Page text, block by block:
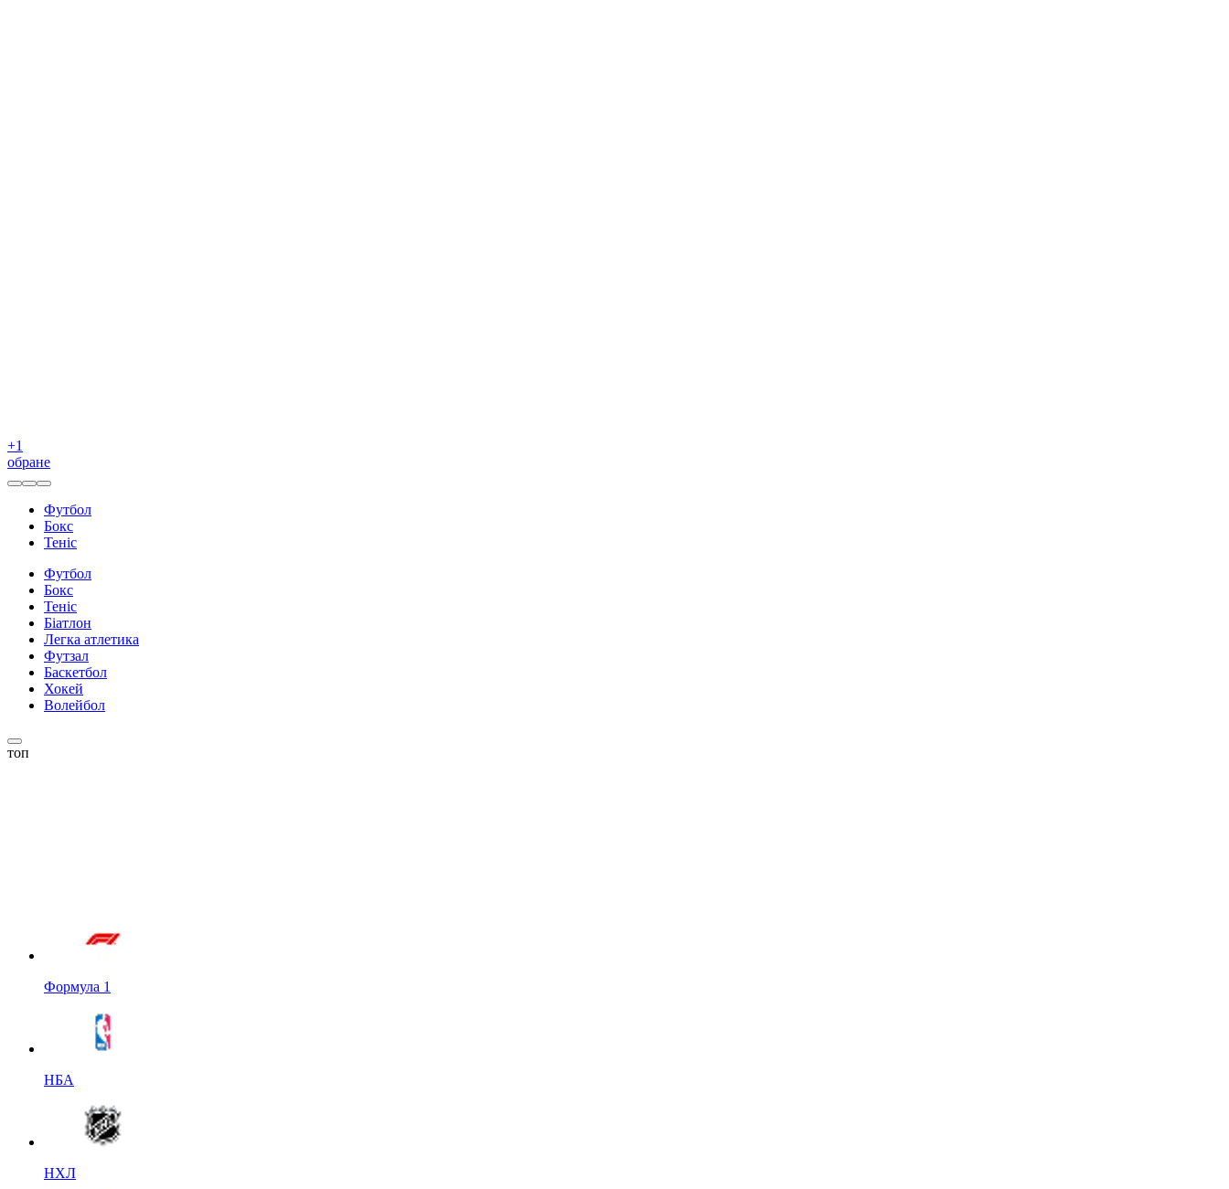
+1
обране
Футбол
Бокс
Теніс
Футбол
Бокс
Теніс
Біатлон
Легка атлетика
Футзал
Баскетбол
Хокей
Волейбол
топ
Формула 1
НБА
НХЛ